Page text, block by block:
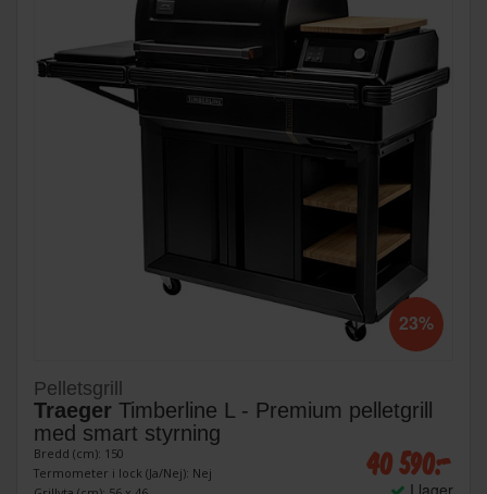
23%
Pelletsgrill
Traeger Timberline L - Premium pelletgrill
med smart styrning
Bredd (cm): 150
Termometer i lock (Ja/Nej): Nej
40 590:-
I lager